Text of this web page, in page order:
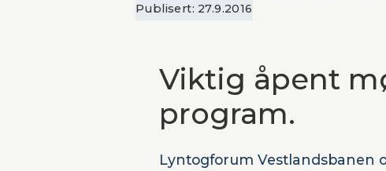
Publisert: 27.9.2016
Viktig åpent
program.
Lyntogforum Vestlandsbanen